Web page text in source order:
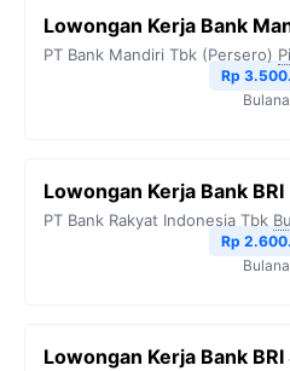
Lowongan Kerja Bank
PT Bank Mandiri Tbk (Persero)
Rp
Lowongan Kerja Bank BRI
PT Bank Rakyat Indonesia Tbk
Rp
Lowongan Kerja Bank BRI